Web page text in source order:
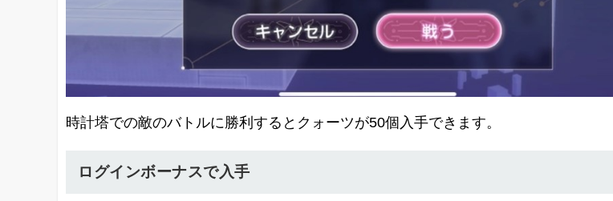
時計塔での敵のバトルに勝利するとクォーツが50個入手できます。
ログインボーナスで入手